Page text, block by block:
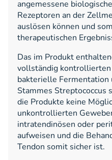
angemessene
Rezeptoren an der
auslösen können und
therapeutischen
Das im Produkt
vollständig kontrollierten
bakterielle Fermentation
Stammes Streptococcus
die Produkte keine
unkontrollierten
intratendinösen oder
aufweisen und die
Tendon somit sicher ist.